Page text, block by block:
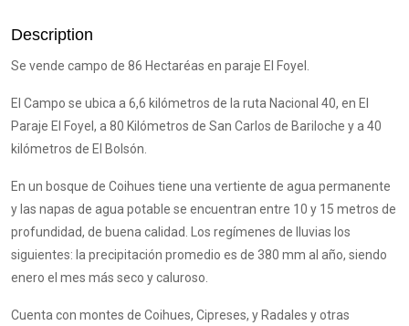
Description
Se vende campo de 86 Hectaréas en paraje El Foyel.
El Campo se ubica a 6,6 kilómetros de la ruta Nacional 40, en El
Paraje El Foyel, a 80 Kilómetros de San Carlos de Bariloche y a 40
kilómetros de El Bolsón.
En un bosque de Coihues tiene una vertiente de agua permanente
y las napas de agua potable se encuentran entre 10 y 15 metros de
profundidad, de buena calidad. Los regímenes de lluvias los
siguientes: la precipitación promedio es de 380 mm al año, siendo
enero el mes más seco y caluroso.
Cuenta con montes de Coihues, Cipreses, y Radales y otras